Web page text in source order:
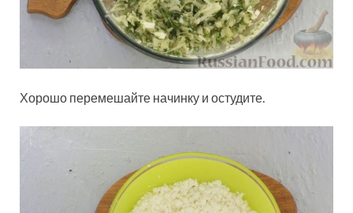
Хорошо перемешайте начинку и остудите.